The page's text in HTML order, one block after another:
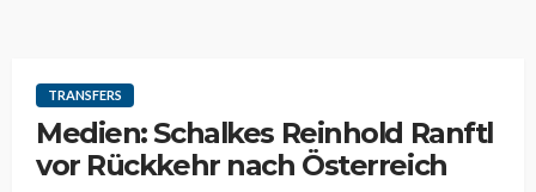
TRANSFERS
Medien: Schalkes Reinhold Ranftl
vor Rückkehr nach Österreich